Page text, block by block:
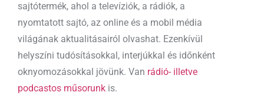
sajtótermék, ahol a televíziók, a rádiók, a
nyomtatott sajtó, az online és a mobil média
világának aktualitásairól olvashat. Ezenkívül
helyszíni tudósításokkal, interjúkkal és időnként
oknyomozásokkal jövünk. Van rádió- illetve
podcastos műsorunk is.